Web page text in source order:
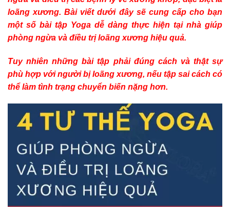
loãng xương. Bài viết dưới đây sẽ cung cấp cho bạn
một số bài tập Yoga dễ dàng thực hiện tại nhà giúp
phòng ngừa và điều trị loãng xương hiệu quả.
Tuy nhiên những bài tập phải đúng cách và thật sự
phù hợp với người bị loãng xương, nếu tập sai cách có
thể làm tình trạng chuyển biến nặng hơn.